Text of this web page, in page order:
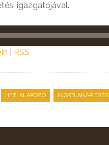
igazgatójával.
RSS
HETI ALAPOZÓ , INGATLANÁR ESÉS